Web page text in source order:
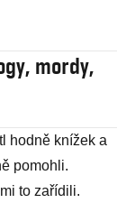
mordy,
hodně knížek a
pomohli.
to zařídili.